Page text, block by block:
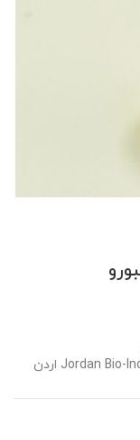
Jordan Bio- اردن